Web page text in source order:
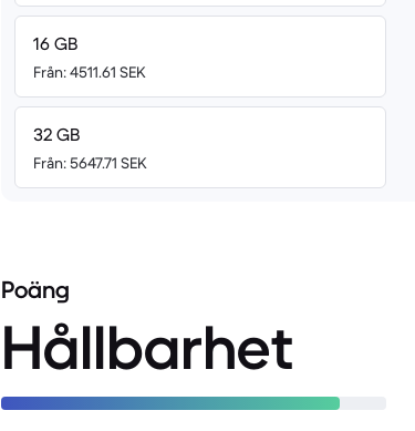
16 GB
Från: 4511.61 SEK
32 GB
Från: 5647.71 SEK
Poäng
Hållbarhet